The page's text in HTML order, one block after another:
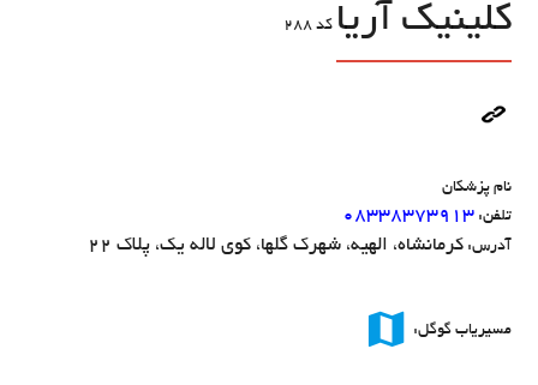
کلینیک آریا کد288
نام پزشکان
تلفن:08338373913
آدرس:کرمانشاه، الهیه، شهرک گلها، کوی لاله یک، پلاک 22
مسیریاب گوگل: map